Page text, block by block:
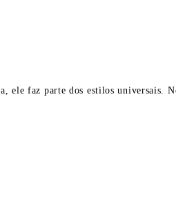
faz parte dos estilos universais.